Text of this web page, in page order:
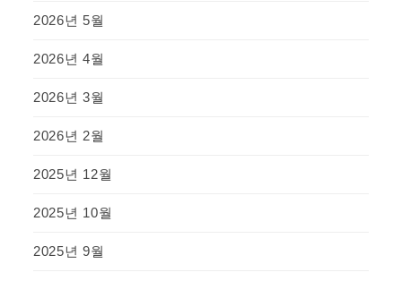
2026년 5월
2026년 4월
2026년 3월
2026년 2월
2025년 12월
2025년 10월
2025년 9월